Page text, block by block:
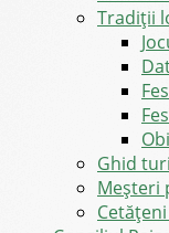
Tradiții
Ghid
Meşteri